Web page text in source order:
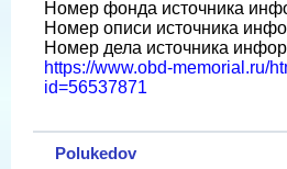
Номер фонда источника
Номер описи источника
Номер дела источника
https://www.obd-memorial.ru/
id=56537871
Polukedov